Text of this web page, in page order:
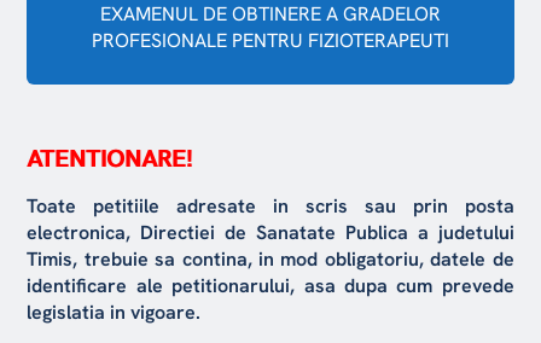
EXAMENUL DE OBTINERE A GRADELOR
PROFESIONALE PENTRU FIZIOTERAPEUTI
ATENTIONARE!
Toate petitiile adresate in scris sau prin posta
electronica, Directiei de Sanatate Publica a judetului
Timis, trebuie sa contina, in mod obligatoriu, datele de
identificare ale petitionarului, asa dupa cum prevede
legislatia in vigoare.